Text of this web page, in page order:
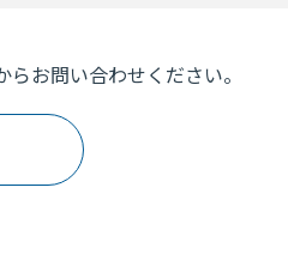
お問い合わせください。